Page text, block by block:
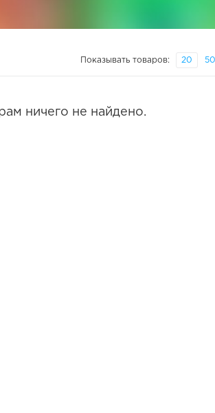
Показывать товаров: 20 50
ничего не найдено.